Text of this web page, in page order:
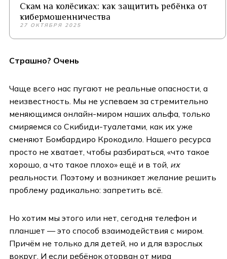
Скам на колёсиках: как защитить ребёнка от
кибермошенничества
27 ОКТЯБРЯ 2025
Страшно? Очень
Чаще всего нас пугают не реальные опасности, а
неизвестность. Мы не успеваем за стремительно
меняющимся онлайн-миром наших альфа, только
смиряемся со Скибиди-туалетами, как их уже
сменяют Бомбардиро Крокодило. Нашего ресурса
просто не хватает, чтобы разбираться, «что такое
хорошо, а что такое плохо» ещё и в той, их
реальности. Поэтому и возникает желание решить
проблему радикально: запретить всё.
Но хотим мы этого или нет, сегодня телефон и
планшет — это способ взаимодействия с миром.
Причём не только для детей, но и для взрослых
вокруг. И если ребёнок оторван от мира